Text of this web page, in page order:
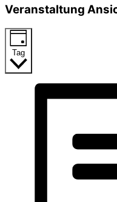
Veranstaltung
Tag